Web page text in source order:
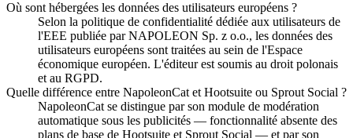
Où sont hébergées les données des utilisateurs européens ?
Selon la politique de confidentialité dédiée aux utilisateurs de
l'EEE publiée par NAPOLEON Sp. z o.o., les données des
utilisateurs européens sont traitées au sein de l'Espace
économique européen. L'éditeur est soumis au droit polonais
et au RGPD.
Quelle différence entre NapoleonCat et Hootsuite ou Sprout Social ?
NapoleonCat se distingue par son module de modération
automatique sous les publicités — fonctionnalité absente des
plans de base de Hootsuite et Sprout Social — et par son